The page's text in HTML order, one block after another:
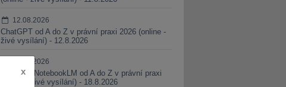
12.08.2026
ChatGPT od A do Z v právní praxi 2026 (online -
živé vysílání) - 12.8.2026
18.08.2026
Gemini a NotebookLM od A do Z v právní praxi
(online - živé vysílání) - 18.8.2026
x